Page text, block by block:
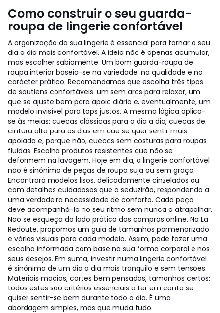
Como construir o seu guarda-
roupa de lingerie confortável
A organização da sua lingerie é essencial para tornar o seu
dia a dia mais confortável. A ideia não é apenas acumular,
mas escolher sabiamente. Um bom guarda-roupa de
roupa interior baseia-se na variedade, na qualidade e no
carácter prático. Recomendamos que escolha três tipos
de soutiens confortáveis: um sem aros para relaxar, um
que se ajuste bem para apoio diário e, eventualmente, um
modelo invisível para tops justos. A mesma lógica aplica-
se às meias: cuecas clássicas para o dia a dia, cuecas de
cintura alta para os dias em que se quer sentir mais
apoiada e, porque não, cuecas sem costuras para roupas
fluidas. Escolha produtos resistentes que não se
deformem na lavagem. Hoje em dia, a lingerie confortável
não é sinónimo de peças de roupa suja ou sem graça.
Encontrará modelos lisos, delicadamente cinzelados ou
com detalhes cuidadosos que a seduzirão, respondendo a
uma verdadeira necessidade de conforto. Cada peça
deve acompanhá-la no seu ritmo sem nunca a atrapalhar.
Não se esqueça do lado prático das compras online. Na La
Redoute, propomos um guia de tamanhos pormenorizado
e vários visuais para cada modelo. Assim, pode fazer uma
escolha informada com base na sua forma corporal e nos
seus desejos. Em suma, investir numa lingerie confortável
é sinónimo de um dia a dia mais tranquilo e sem tensões.
Materiais macios, cortes bem pensados, tamanhos certos:
todos estes são critérios essenciais a ter em conta se
quiser sentir-se bem durante todo o dia. É uma
abordagem simples, mas que muda tudo.